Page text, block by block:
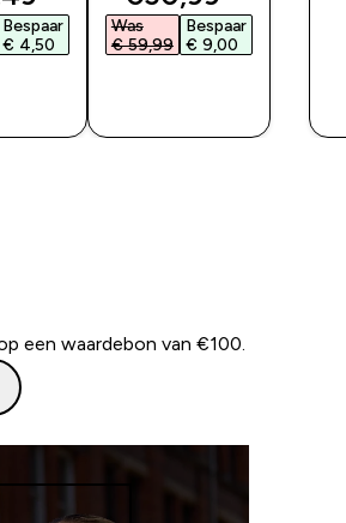
Bespaar
€ 4,50‎
Was
€ 59,99‎
Bespaar
€ 9,00‎
een waardebon van €100.